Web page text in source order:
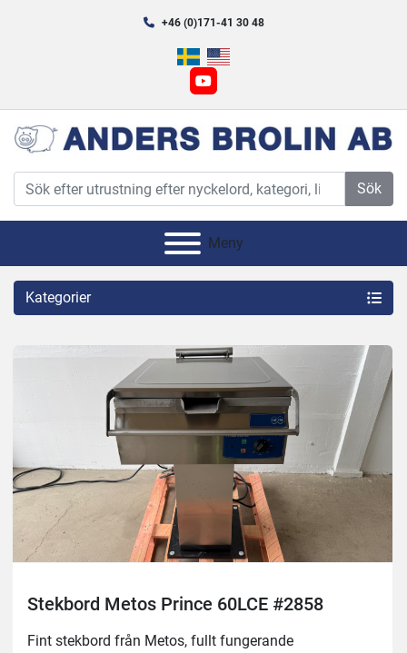
+46 (0)171-41 30 48
youtube
Sök
Meny
Kategorier
Stekbord Metos Prince 60LCE #2858
Fint stekbord från Metos, fullt fungerande